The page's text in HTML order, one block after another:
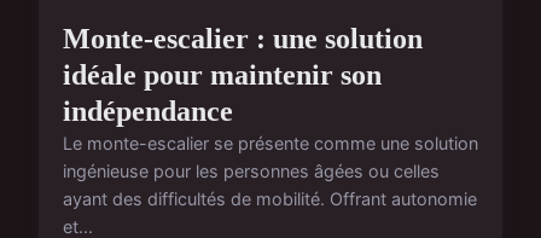
Monte-escalier : une solution
idéale pour maintenir son
indépendance
Le monte-escalier se présente comme une solution
ingénieuse pour les personnes âgées ou celles
ayant des difficultés de mobilité. Offrant autonomie
et...